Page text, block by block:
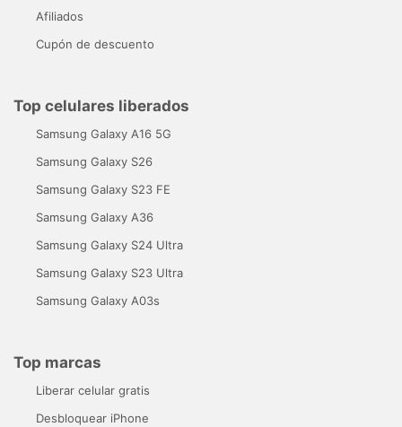
Afiliados
Cupón de descuento
Top celulares liberados
Samsung Galaxy A16 5G
Samsung Galaxy S26
Samsung Galaxy S23 FE
Samsung Galaxy A36
Samsung Galaxy S24 Ultra
Samsung Galaxy S23 Ultra
Samsung Galaxy A03s
Top marcas
Liberar celular gratis
Desbloquear iPhone